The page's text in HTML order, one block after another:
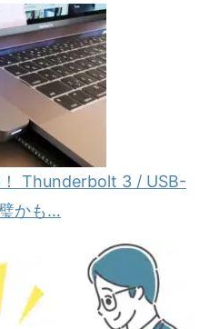
Thunderbolt 3 / USB-
かも…